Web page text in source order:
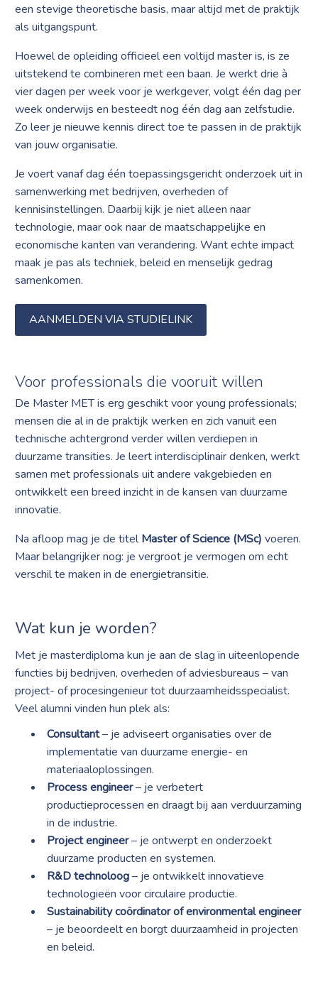
een stevige theoretische basis, maar altijd met de praktijk
als uitgangspunt.
Hoewel de opleiding officieel een voltijd master is, is ze
uitstekend te combineren met een baan. Je werkt drie à
vier dagen per week voor je werkgever, volgt één dag per
week onderwijs en besteedt nog één dag aan zelfstudie.
Zo leer je nieuwe kennis direct toe te passen in de praktijk
van jouw organisatie.
Je voert vanaf dag één toepassingsgericht onderzoek uit in
samenwerking met bedrijven, overheden of
kennisinstellingen. Daarbij kijk je niet alleen naar
technologie, maar ook naar de maatschappelijke en
economische kanten van verandering. Want echte impact
maak je pas als techniek, beleid en menselijk gedrag
samenkomen.
AANMELDEN VIA STUDIELINK
Voor professionals die vooruit willen
De Master MET is erg geschikt voor young professionals;
mensen die al in de praktijk werken en zich vanuit een
technische achtergrond verder willen verdiepen in
duurzame transities. Je leert interdisciplinair denken, werkt
samen met professionals uit andere vakgebieden en
ontwikkelt een breed inzicht in de kansen van duurzame
innovatie.
Na afloop mag je de titelMaster of Science (MSc) voeren.
Maar belangrijker nog: je vergroot je vermogen om echt
verschil te maken in de energietransitie.
Wat kun je worden?
Met je masterdiploma kun je aan de slag in uiteenlopende
functies bij bedrijven, overheden of adviesbureaus – van
project- of procesingenieur tot duurzaamheidsspecialist.
Veel alumni vinden hun plek als:
Consultant– je adviseert organisaties over de
implementatie van duurzame energie- en
materiaaloplossingen.
Process engineer– je verbetert
productieprocessen en draagt bij aan verduurzaming
in de industrie.
Project engineer– je ontwerpt en onderzoekt
duurzame producten en systemen.
R&D technoloog– je ontwikkelt innovatieve
technologieën voor circulaire productie.
Sustainability coördinator of environmental engineer
– je beoordeelt en borgt duurzaamheid in projecten
en beleid.